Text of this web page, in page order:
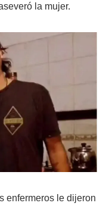
la mujer.
enfermeros le dijeron